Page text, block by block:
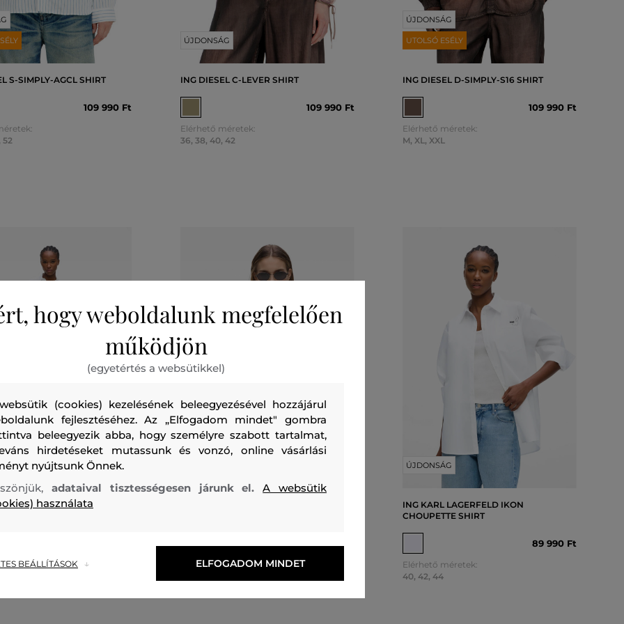
S-SIMPLY-AGCL SHIRT
109 990 Ft
52
ÚJDONSÁG
ING DIESEL C-LEVER SHIRT
109 990 Ft
Elérhető méretek:
36, 38, 40, 42
ÚJDONSÁG
UTOLSÓ ESÉLY
ING DIESEL D-SIMPLY-S16 SHIRT
109 990 Ft
Elérhető méretek:
M, XL, XXL
LAGERFELD SIGNATURE
Elérhető méretek:
ÚJDONSÁG
ING KARL LAGERFELD IKON
CHOUPETTE SHIRT
89 990 Ft
Elérhető méretek:
40, 42, 44
hogy weboldalunk megfelelően
működjön
(egyetértés a websütikkel)
(cookies) kezelésének beleegyezésével hozzájárul
fejlesztéséhez. Az „Elfogadom mindet" gombra
beleegyezik abba, hogy személyre szabott tartalmat,
hirdetéseket mutassunk és vonzó, online vásárlási
nyújtsunk Önnek.
adataival tisztességesen járunk el.A websütik
használata
BEÁLLÍTÁSOK ELFOGADOM MINDET